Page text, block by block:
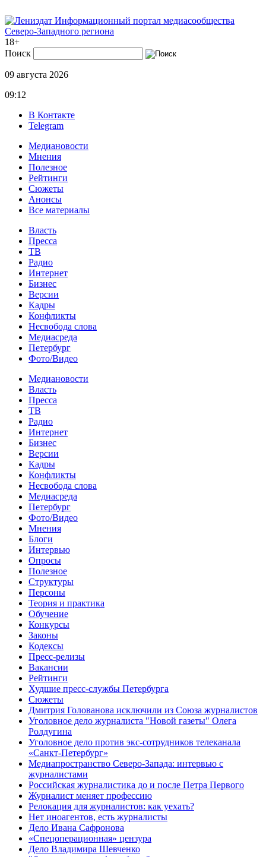
Информационный портал медиасообщества
Северо-Западного региона
18+
Поиск
09 августа 2026
09:12
В Контакте
Telegram
Медиановости
Мнения
Полезное
Рейтинги
Сюжеты
Анонсы
Все материалы
Власть
Пресса
ТВ
Радио
Интернет
Бизнес
Версии
Кадры
Конфликты
Несвобода слова
Медиасреда
Петербург
Фото/Видео
Медиановости
Власть
Пресса
ТВ
Радио
Интернет
Бизнес
Версии
Кадры
Конфликты
Несвобода слова
Медиасреда
Петербург
Фото/Видео
Мнения
Блоги
Интервью
Опросы
Полезное
Структуры
Персоны
Теория и практика
Обучение
Конкурсы
Законы
Кодексы
Пресс-релизы
Вакансии
Рейтинги
Худшие пресс-службы Петербурга
Сюжеты
Дмитрия Голованова исключили из Союза журналистов
Уголовное дело журналиста "Новой газеты" Олега
Ролдугина
Уголовное дело против экс-сотрудников телеканала
«Санкт-Петербург»
Медиапространство Северо-Запада: интервью с
журналистами
Российская журналистика до и после Петра Первого
Журналист меняет профессию
Релокация для журналистов: как уехать?
Нет иноагентов, есть журналисты
Дело Ивана Сафронова
«Спецоперационная» цензура
Дело Владимира Шевченко